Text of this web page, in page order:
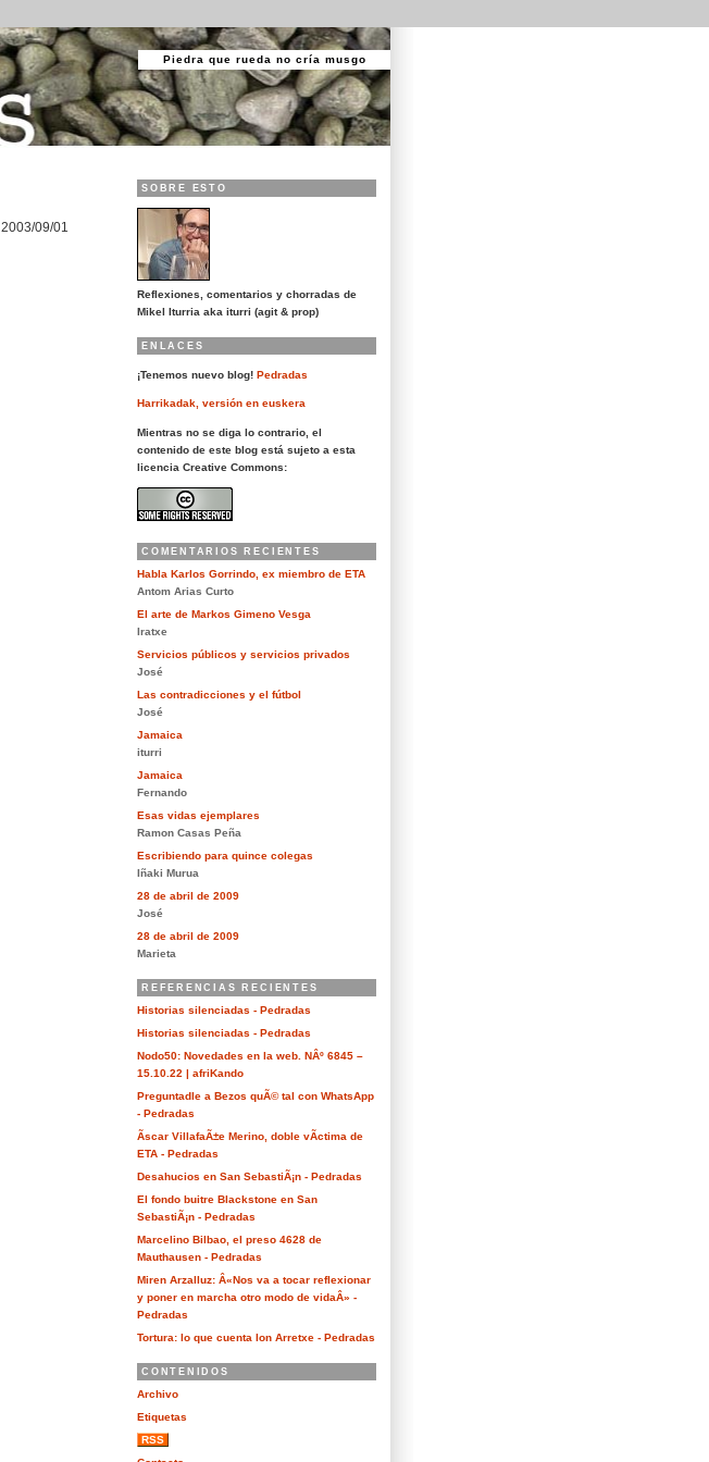
Piedra que rueda no cría musgo
2003/09/01
SOBRE ESTO
Reflexiones, comentarios y chorradas de
Mikel Iturria aka iturri (agit & prop)
ENLACES
¡Tenemos nuevo blog! Pedradas
Harrikadak, versión en euskera
Mientras no se diga lo contrario, el
contenido de este blog está sujeto a esta
licencia Creative Commons:
COMENTARIOS RECIENTES
Habla Karlos Gorrindo, ex miembro de ETA
Antom Arias Curto
El arte de Markos Gimeno Vesga
Iratxe
Servicios públicos y servicios privados
José
Las contradicciones y el fútbol
José
Jamaica
iturri
Jamaica
Fernando
Esas vidas ejemplares
Ramon Casas Peña
Escribiendo para quince colegas
Iñaki Murua
28 de abril de 2009
José
28 de abril de 2009
Marieta
REFERENCIAS RECIENTES
Historias silenciadas - Pedradas
Historias silenciadas - Pedradas
Nodo50: Novedades en la web. NÂº 6845 –
15.10.22 | afriKando
Preguntadle a Bezos quÃ© tal con WhatsApp
- Pedradas
Ãscar VillafaÃ±e Merino, doble vÃ­ctima de
ETA - Pedradas
Desahucios en San SebastiÃ¡n - Pedradas
El fondo buitre Blackstone en San
SebastiÃ¡n - Pedradas
Marcelino Bilbao, el preso 4628 de
Mauthausen - Pedradas
Miren Arzalluz: Â«Nos va a tocar reflexionar
y poner en marcha otro modo de vidaÂ» -
Pedradas
Tortura: lo que cuenta Ion Arretxe - Pedradas
CONTENIDOS
Archivo
Etiquetas
RSS